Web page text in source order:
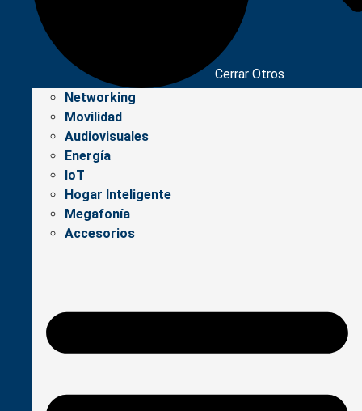
Cerrar Otros
Networking
Movilidad
Audiovisuales
Energía
IoT
Hogar Inteligente
Megafonía
Accesorios